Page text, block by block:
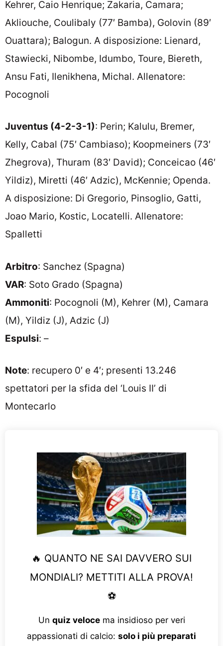
Kehrer, Caio Henrique; Zakaria, Camara;
Akliouche, Coulibaly (77′ Bamba), Golovin (89′
Ouattara); Balogun. A disposizione: Lienard,
Stawiecki, Nibombe, Idumbo, Toure, Biereth,
Ansu Fati, Ilenikhena, Michal. Allenatore:
Pocognoli
Juventus (4-2-3-1): Perin; Kalulu, Bremer,
Kelly, Cabal (75′ Cambiaso); Koopmeiners (73′
Zhegrova), Thuram (83′ David); Conceicao (46′
Yildiz), Miretti (46′ Adzic), McKennie; Openda.
A disposizione: Di Gregorio, Pinsoglio, Gatti,
Joao Mario, Kostic, Locatelli. Allenatore:
Spalletti
Arbitro: Sanchez (Spagna)
VAR: Soto Grado (Spagna)
Ammoniti: Pocognoli (M), Kehrer (M), Camara
(M), Yildiz (J), Adzic (J)
Espulsi: –
Note: recupero 0′ e 4′; presenti 13.246
spettatori per la sfida del ‘Louis II’ di
Montecarlo
🔥 QUANTO NE SAI DAVVERO SUI
MONDIALI? METTITI ALLA PROVA!
⚽
Un quiz velocema insidioso per veri
appassionati di calcio: solo i più preparati